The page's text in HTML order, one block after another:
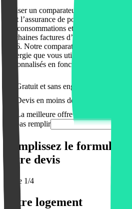
Utiliser un comparateur énergie comme
c’est l’assurance de pouvoir
vos consommations et à vos habitudes.
prochaines factures d’énergie en
2026. Notre comparateur utilise vos
l’énergie que vous utilisez pour vous
personnalisés en fonction de vos besoins.
Gratuit et sans engagement
Devis en moins de 2 min
La meilleure offre
Ne pas remplir
Remplissez le
votre devis
Étape 1/4
Votre logement